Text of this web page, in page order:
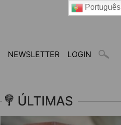
NEWSLETTER LOGIN
ÚLTIMAS
Português